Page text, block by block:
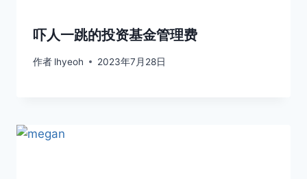
吓人一跳的投资基金管理费
作者 lhyeoh 2023年7月28日